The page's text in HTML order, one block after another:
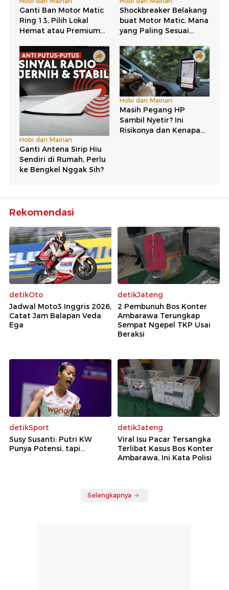
Rekomendasi
detikOto
Jadwal Moto3 Inggris 2026,
Catat Jam Balapan Veda
Ega
detikJateng
2 Pembunuh Bos Konter
Ambarawa Terungkap
Sempat Ngepel TKP Usai
Beraksi
detikSport
Susy Susanti: Putri KW
Punya Potensi, tapi...
detikJateng
Viral Isu Pacar Tersangka
Terlibat Kasus Bos Konter
Ambarawa, Ini Kata Polisi
Selengkapnya